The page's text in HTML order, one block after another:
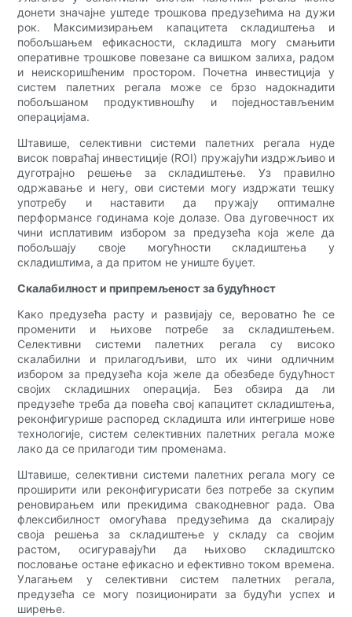
донети значајне уштеде трошкова предузећима на дужи
рок. Максимизирањем капацитета складиштења и
побољшањем ефикасности, складишта могу смањити
оперативне трошкове повезане са вишком залиха, радом
и неискоришћеним простором. Почетна инвестиција у
систем палетних регала може се брзо надокнадити
побољшаном продуктивношћу и поједностављеним
операцијама.
Штавише, селективни системи палетних регала нуде
висок повраћај инвестиције (ROI) пружајући издржљиво и
дуготрајно решење за складиштење. Уз правилно
одржавање и негу, ови системи могу издржати тешку
употребу и наставити да пружају оптималне
перформансе годинама које долазе. Ова дуговечност их
чини исплативим избором за предузећа која желе да
побољшају своје могућности складиштења у
складиштима, а да притом не униште буџет.
Скалабилност и припремљеност за будућност
Како предузећа расту и развијају се, вероватно ће се
променити и њихове потребе за складиштењем.
Селективни системи палетних регала су високо
скалабилни и прилагодљиви, што их чини одличним
избором за предузећа која желе да обезбеде будућност
својих складишних операција. Без обзира да ли
предузеће треба да повећа свој капацитет складиштења,
реконфигурише распоред складишта или интегрише нове
технологије, систем селективних палетних регала може
лако да се прилагоди тим променама.
Штавише, селективни системи палетних регала могу се
проширити или реконфигурисати без потребе за скупим
реновирањем или прекидима свакодневног рада. Ова
флексибилност омогућава предузећима да скалирају
своја решења за складиштење у складу са својим
растом, осигуравајући да њихово складиштско
пословање остане ефикасно и ефективно током времена.
Улагањем у селективни систем палетних регала,
предузећа се могу позиционирати за будући успех и
ширење.